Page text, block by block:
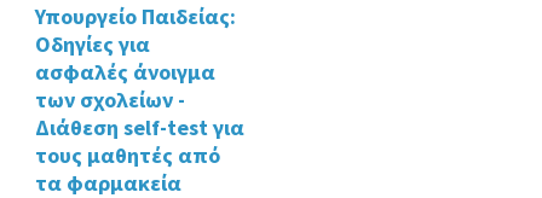
Υπουργείο Παιδείας:
Οδηγίες για
ασφαλές άνοιγμα
των σχολείων -
Διάθεση self-test για
τους μαθητές από
τα φαρμακεία